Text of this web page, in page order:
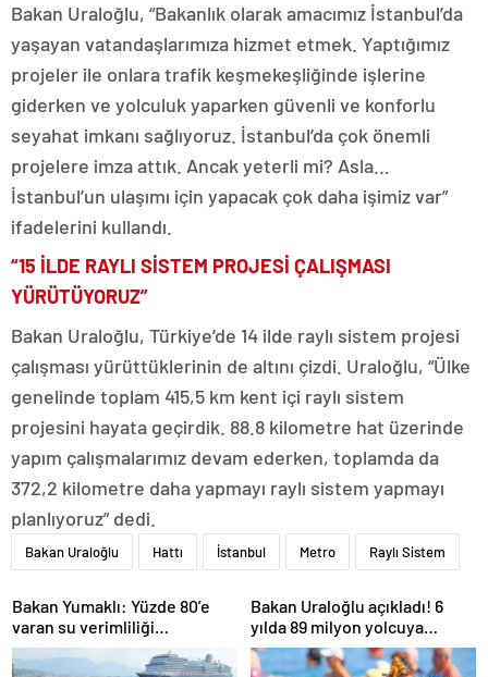
Bakan Uraloğlu, “Bakanlık olarak amacımız İstanbul’da
yaşayan vatandaşlarımıza hizmet etmek. Yaptığımız
projeler ile onlara trafik keşmekeşliğinde işlerine
giderken ve yolculuk yaparken güvenli ve konforlu
seyahat imkanı sağlıyoruz. İstanbul’da çok önemli
projelere imza attık. Ancak yeterli mi? Asla…
İstanbul’un ulaşımı için yapacak çok daha işimiz var”
ifadelerini kullandı.
“15 İLDE RAYLI SİSTEM PROJESİ ÇALIŞMASI
YÜRÜTÜYORUZ”
Bakan Uraloğlu, Türkiye’de 14 ilde raylı sistem projesi
çalışması yürüttüklerinin de altını çizdi. Uraloğlu, “Ülke
genelinde toplam 415,5 km kent içi raylı sistem
projesini hayata geçirdik. 88.8 kilometre hat üzerinde
yapım çalışmalarımız devam ederken, toplamda da
372,2 kilometre daha yapmayı raylı sistem yapmayı
planlıyoruz” dedi.
Bakan Uraloğlu Hattı İstanbul Metro Raylı Sistem
Bakan Yumaklı: Yüzde 80’e
varan su verimliliği
sağlayabiliriz
Bakan Uraloğlu açıkladı! 6
yılda 89 milyon yolcuya
hizmet verdi